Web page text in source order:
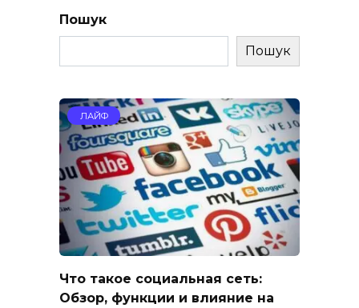
Пошук
Пошук
ЛАЙФ
Что такое социальная сеть:
Обзор, функции и влияние на